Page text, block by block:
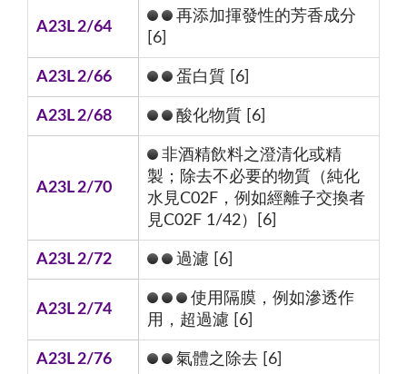
A23L 2/64
再添加揮發性的芳香成分
[6]
A23L 2/66 蛋白質 [6]
A23L 2/68 酸化物質 [6]
A23L 2/70
非酒精飲料之澄清化或精
製；除去不必要的物質（純化
水見C02F，例如經離子交換者
見C02F 1/42）[6]
A23L 2/72 過濾 [6]
A23L 2/74
使用隔膜，例如滲透作
用，超過濾 [6]
A23L 2/76 氣體之除去 [6]